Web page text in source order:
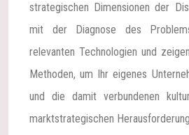
strategischen Dimensionen der
mit der Diagnose des
relevanten Technologien und
Methoden, um Ihr eigenes
und die damit verbundenen
marktstrategischen